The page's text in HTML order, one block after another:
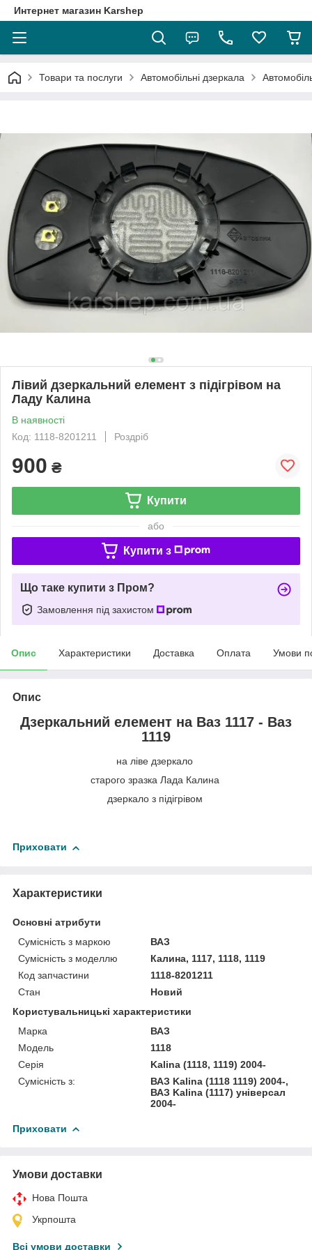
Интернет магазин Karshep
Товари та послуги Автомобільні дзеркала
Лівий дзеркальний елемент з підігрівом на
Ладу Калина
В наявності
Код: 1118-8201211
Роздріб
900 ₴
Купити
або
Купити з
Що таке купити з Пром?
Замовлення під захистом
Опис Характеристики Доставка Оплата Умови
Опис
Дзеркальний елемент на Ваз 1117 - Ваз
1119
на ліве дзеркало
старого зразка Лада Калина
дзеркало з підігрівом
Приховати
Характеристики
Основні атрибути
Сумісність з маркою
ВАЗ
Сумісність з моделлю
Калина, 1117, 1118, 1119
Код запчастини
1118-8201211
Стан
Новий
Користувальницькі характеристики
Марка
ВАЗ
Модель
1118
Серія
Kalina (1118, 1119) 2004-
Сумісність з:
ВАЗ Kalina (1118 1119) 2004-,
ВАЗ Kalina (1117) універсал
2004-
Приховати
Умови доставки
Нова Пошта
Укрпошта
Всі умови доставки